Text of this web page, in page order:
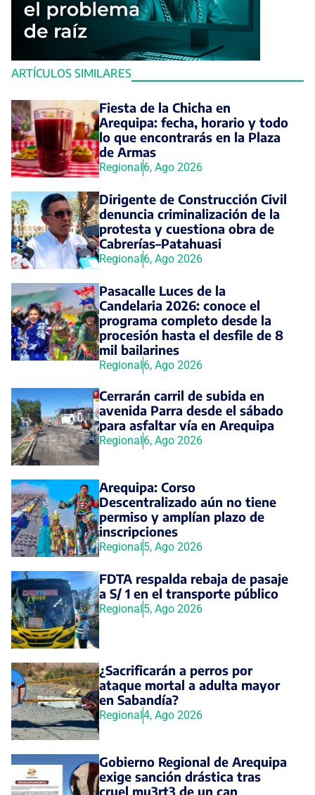
ARTÍCULOS SIMILARES
Fiesta de la Chicha en
Arequipa: fecha, horario y todo
lo que encontrarás en la Plaza
de Armas
Regional6, Ago 2026
Dirigente de Construcción Civil
denuncia criminalización de la
protesta y cuestiona obra de
Cabrerías–Patahuasi
Regional6, Ago 2026
Pasacalle Luces de la
Candelaria 2026: conoce el
programa completo desde la
procesión hasta el desfile de 8
mil bailarines
Regional6, Ago 2026
Cerrarán carril de subida en
avenida Parra desde el sábado
para asfaltar vía en Arequipa
Regional6, Ago 2026
Arequipa: Corso
Descentralizado aún no tiene
permiso y amplían plazo de
inscripciones
Regional5, Ago 2026
FDTA respalda rebaja de pasaje
a S/ 1 en el transporte público
Regional5, Ago 2026
¿Sacrificarán a perros por
ataque mortal a adulta mayor
en Sabandía?
Regional4, Ago 2026
Gobierno Regional de Arequipa
exige sanción drástica tras
cruel mu3rt3 de un can